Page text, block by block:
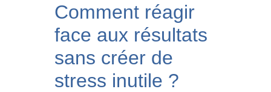
Comment réagir
face aux résultats
sans créer de
stress inutile ?